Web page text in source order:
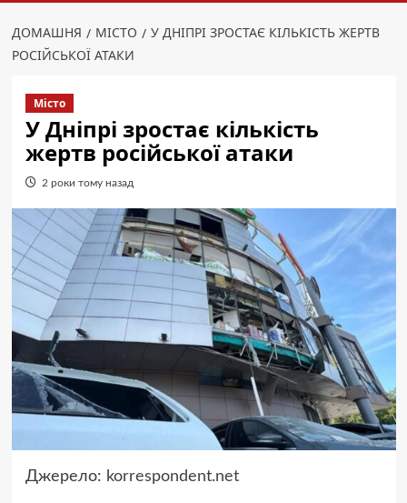
ДОМАШНЯ МІСТО
У ДНІПРІ ЗРОСТАЄ КІЛЬКІСТЬ ЖЕРТВ
РОСІЙСЬКОЇ АТАКИ
Місто
У Дніпрі зростає кількість
жертв російської атаки
2 роки тому назад
Джерело: korrespondent.net